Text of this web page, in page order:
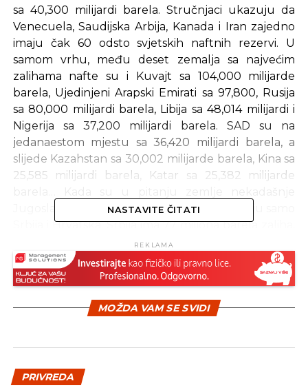
sa 40,300 milijardi barela. Stručnjaci ukazuju da
Venecuela, Saudijska Arbija, Kanada i Iran zajedno
imaju čak 60 odsto svjetskih naftnih rezervi. U
samom vrhu, među deset zemalja sa najvećim
zalihama nafte su i Kuvajt sa 104,000 milijarde
barela, Ujedinjeni Arapski Emirati sa 97,800, Rusija
sa 80,000 milijardi barela, Libija sa 48,014 milijardi i
Nigerija sa 37,200 milijardi barela. SAD su na
jedanaestom mjestu sa 36,420 milijardi barela, a
slijede Kazahstan sa 30,002 milijarde barela, Kina sa
25,585 milijardi barela, Katar sa 25,382 milijarde
Jugoslavije kakve-takve naftne rezerve imaju samo
Srbija i Hrvatska. Srbija ima 77 miliona barela zaliha,
a Hrvatska 66 miliona, dok BiH, Slovenija,
Makedonija i Crna Gora nemaju nafte u zalihama,
pokazuju dostupni podaci UN.
Izvor: Srna
Kompjuterski virusi u njemačkoj nuklearki
NASTAVITE ČITATI
REKLAMA
MOŽDA VAM SE SVIDI
PRIVREDA